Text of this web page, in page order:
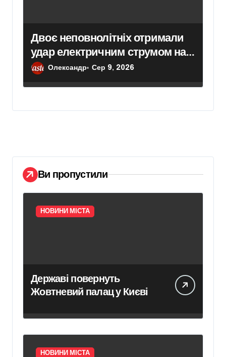
Двоє неповнолітніх отримали
удар електричним струмом на
залізничних коліях у Броварах
Олександр Сер 9, 2026
Ви пропустили
НОВИНИ МІСТА
Державі повернуть
Жовтневий палац у Києві
НОВИНИ МІСТА